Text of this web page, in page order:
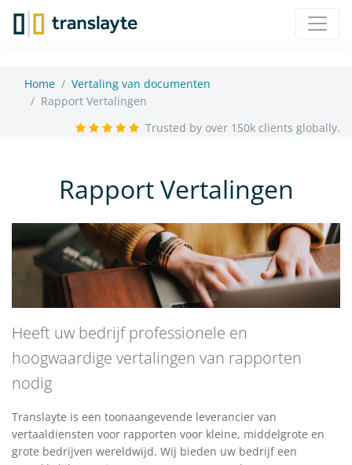
Home
Vertaling van documenten
Rapport Vertalingen
Trusted by over 150k clients globally.
Rapport Vertalingen
Heeft uw bedrijf professionele en
hoogwaardige vertalingen van rapporten
nodig
Translayte is een toonaangevende leverancier van
vertaaldiensten voor rapporten voor kleine, middelgrote en
grote bedrijven wereldwijd. Wij bieden uw bedrijf een